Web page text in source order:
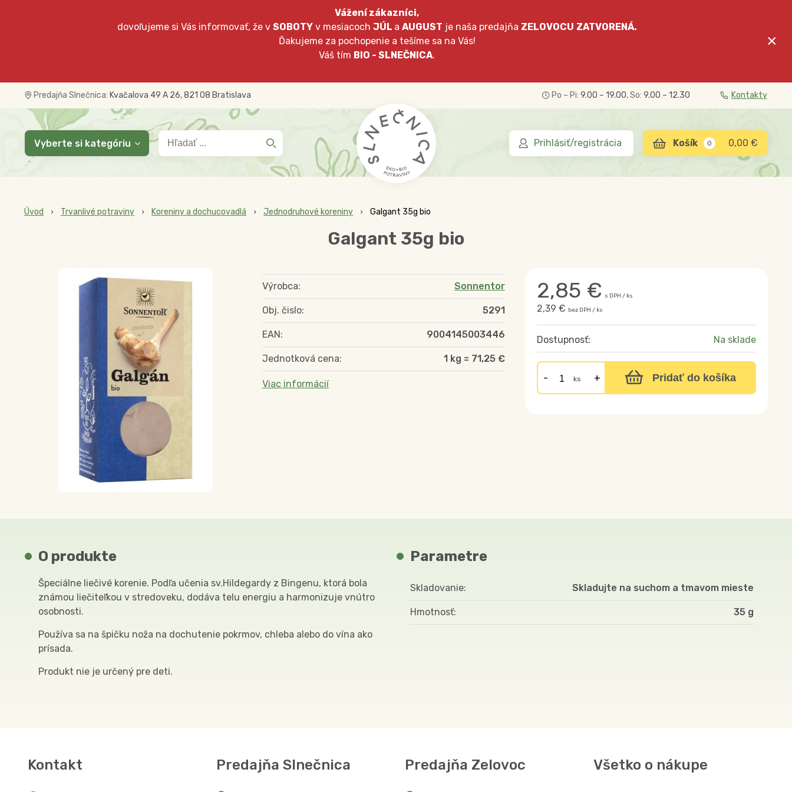
Vážení zákazníci,
dovoľujeme si Vás informovať, že v SOBOTYv mesiacoch JÚL a AUGUST je naša predajňa ZELOVOCU ZATVORENÁ.
Ďakujeme za pochopenie a tešíme sa na Vás!
Váš tím BIO - SLNEČNICA.
×
Predajňa Slnečnica: Kvačalova 49 A 26, 821 08 Bratislava Po – Pi: 9.00 – 19.00, So: 9.00 – 12.30 Kontakty
Prihlásiť/registrácia 0,00 €
0
Úvod Trvanlivé potraviny Koreniny a dochucovadlá Jednodruhové koreniny Galgant 35g bio
Galgant 35g bio
2,85 € s DPH / ks
2,39 € bez DPH / ks
Dostupnosť: Na sklade
ks Pridať do košíka
Výrobca: Sonnentor
Obj. čislo: 5291
EAN: 9004145003446
Jednotková cena: 1 kg = 71,25 €
Viac informácií
O produkte
Špeciálne liečivé korenie. Podľa učenia sv.Hildegardy z Bingenu, ktorá bola
známou liečiteľkou v stredoveku, dodáva telu energiu a harmonizuje vnútro
osobnosti.
Používa sa na špičku noža na dochutenie pokrmov, chleba alebo do vína ako
prísada.
Produkt nie je určený pre deti.
Parametre
Skladovanie Skladujte na suchom a tmavom mieste
Hmotnosť 35
Vyberte si kategóriu
Kontakt Predajňa Slnečnica Predajňa Zelovoc Všetko o nákupe